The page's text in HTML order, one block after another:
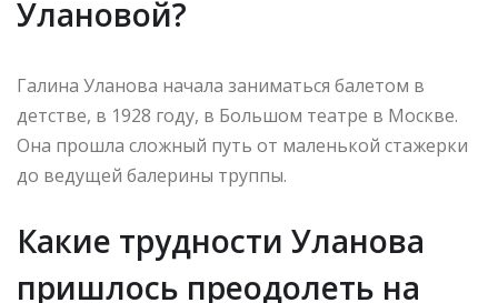
Улановой?
Галина Уланова начала заниматься балетом в
детстве, в 1928 году, в Большом театре в Москве.
Она прошла сложный путь от маленькой стажерки
до ведущей балерины труппы.
Какие трудности Уланова
пришлось преодолеть на